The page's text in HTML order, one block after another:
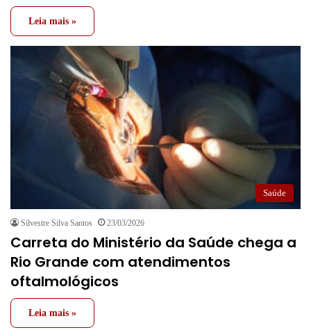
Leia mais »
Saúde
Silvestre Silva Santos 23/03/2026
Carreta do Ministério da Saúde chega a
Rio Grande com atendimentos
oftalmológicos
Leia mais »